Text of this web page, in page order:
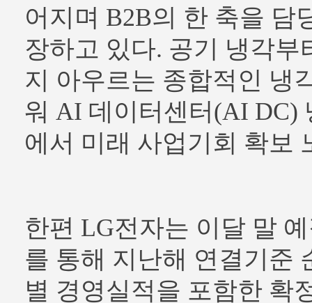
어지며 B2B의 한 축을 담
장하고 있다. 공기 냉각부
지 아우르는 종합적인 냉
워 AI 데이터센터(AI DC)
에서 미래 사업기회 확보
한편 LG전자는 이달 말
를 통해 지난해 연결기준
별 경영실적을 포함한 확